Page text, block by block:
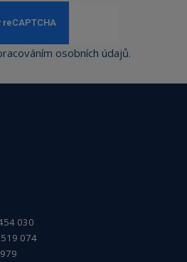
osobních údajů.
030
074